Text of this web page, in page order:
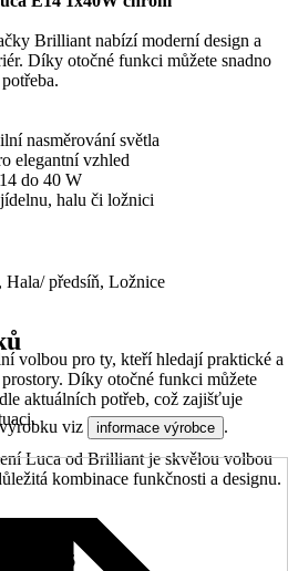
předsíň, Ložnice
Brilliant nabízí moderní design a
Díky otočné funkci můžete snadno
nasměrování světla
elegantní vzhled
do 40 W
halu či ložnici
volbou pro ty, kteří hledají praktické a
Díky otočné funkci můžete
aktuálních potřeb, což zajišťuje
Luca od Brilliant je skvělou volbou
kombinace funkčnosti a designu.
viz informace výrobce .